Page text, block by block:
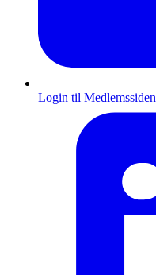
Login til Medlemssiden